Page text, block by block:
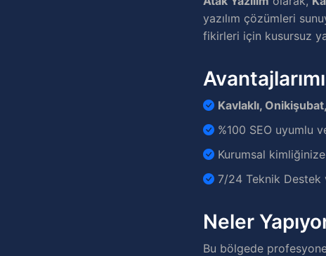
yazılım çözümleri
fikirleri için kusursuz
Kavlaklı,
%100 SEO uyumlu
Kurumsal
7/24 Teknik Destek
Neler
Bu bölgede